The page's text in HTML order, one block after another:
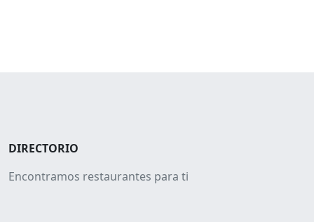
DIRECTORIO
Encontramos restaurantes para ti